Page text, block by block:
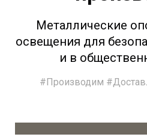
Металлические
освещения для
и в
#Производим